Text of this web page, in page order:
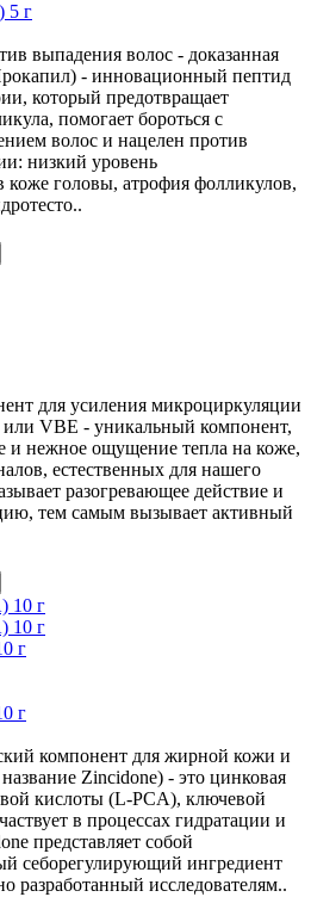
5 г
выпадения волос - доказанная
- инновационный пептид
который предотвращает
помогает бороться с
волос и нацелен против
низкий уровень
головы, атрофия фолликулов,
для усиления микроциркуляции
VBE - уникальный компонент,
и нежное ощущение тепла на коже,
естественных для нашего
разогревающее действие и
тем самым вызывает активный
г
г
компонент для жирной кожи и
Zincidone) - это цинковая
кислоты (L-PCA), ключевой
в процессах гидратации и
представляет собой
себорегулирующий ингредиент
разработанный исследователям..